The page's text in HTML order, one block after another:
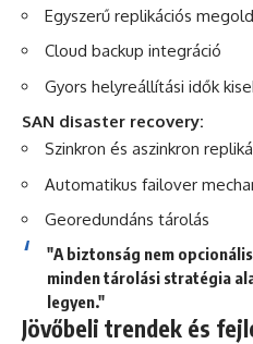
Egyszerű replikációs
Cloud backup integráció
Gyors helyreállítási idők
SAN disaster recovery:
Szinkron és aszinkron
Automatikus failover
Georedundáns tárolás
"A biztonság nem
minden tárolási stratégia
legyen."
Jövőbeli trendek és